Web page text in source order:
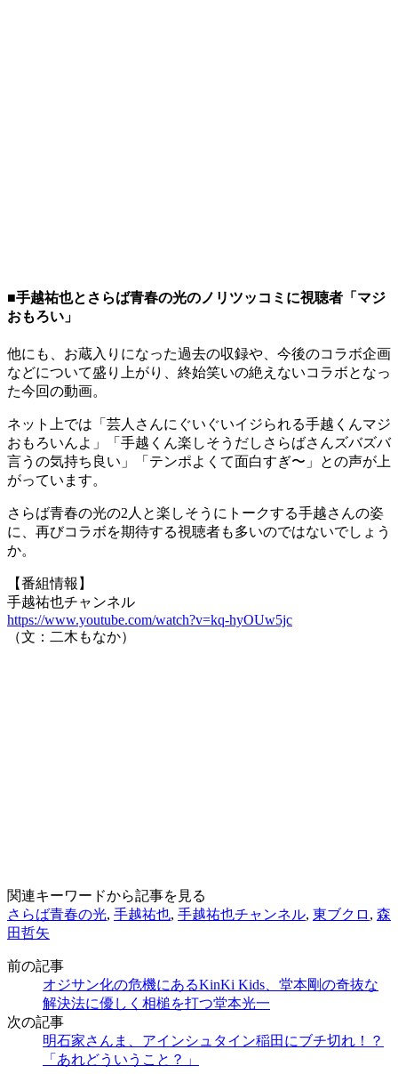
■手越祐也とさらば青春の光のノリツッコミに視聴者「マジ
おもろい」
他にも、お蔵入りになった過去の収録や、今後のコラボ企画
などについて盛り上がり、終始笑いの絶えないコラボとなっ
た今回の動画。
ネット上では「芸人さんにぐいぐいイジられる手越くんマジ
おもろいんよ」「手越くん楽しそうだしさらばさんズバズバ
言うの気持ち良い」「テンポよくて面白すぎ〜」との声が上
がっています。
さらば青春の光の2人と楽しそうにトークする手越さんの姿
に、再びコラボを期待する視聴者も多いのではないでしょう
か。
【番組情報】
手越祐也チャンネル
https://www.youtube.com/watch?v=kq-hyOUw5jc
（文：二木もなか）
関連キーワードから記事を見る
さらば青春の光, 手越祐也, 手越祐也チャンネル, 東ブクロ , 森
田哲矢
前の記事
オジサン化の危機にあるKinKi Kids、堂本剛の奇抜な
解決法に優しく相槌を打つ堂本光一
次の記事
明石家さんま、アインシュタイン稲田にブチ切れ！？
「あれどういうこと？」